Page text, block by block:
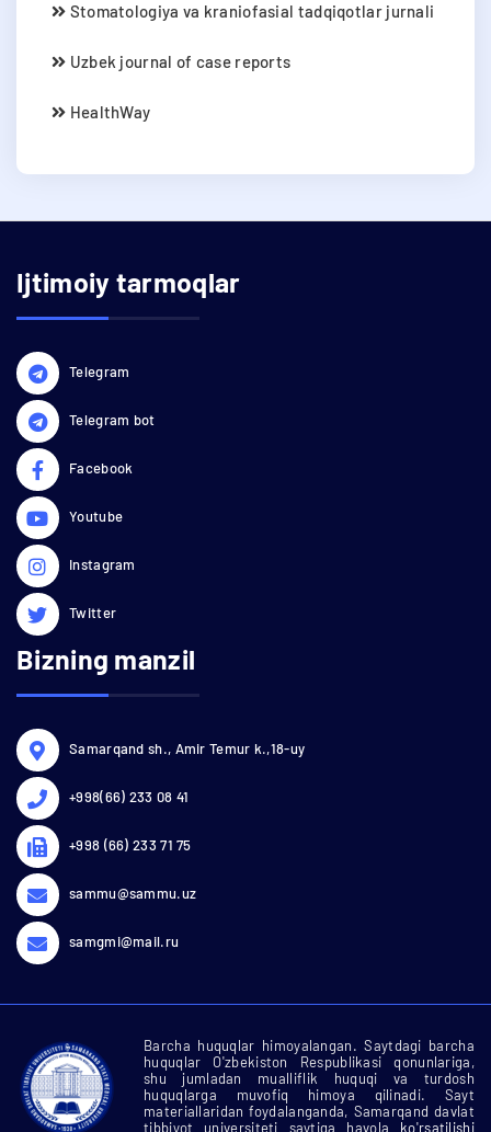
Stomatologiya va kraniofasial tadqiqotlar jurnali
Uzbek journal of case reports
HealthWay
Ijtimoiy tarmoqlar
Telegram
Telegram bot
Facebook
Youtube
Instagram
Twitter
Bizning manzil
Samarqand sh., Amir Temur k.,18-uy
+998(66) 233 08 41
+998 (66) 233 71 75
sammu@sammu.uz
samgmi@mail.ru
Barcha huquqlar himoyalangan. Saytdagi barcha
huquqlar O'zbekiston Respublikasi qonunlariga,
shu jumladan mualliflik huquqi va turdosh
huquqlarga muvofiq himoya qilinadi. Sayt
materiallaridan foydalanganda, Samarqand davlat
tibbiyot universiteti saytiga havola ko'rsatilishi